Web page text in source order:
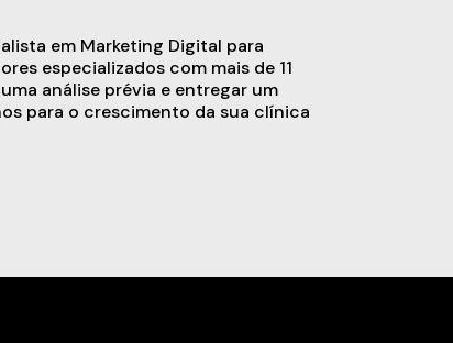
em Marketing Digital para
especializados com mais de 11
análise prévia e entregar um
para o crescimento da sua clínica